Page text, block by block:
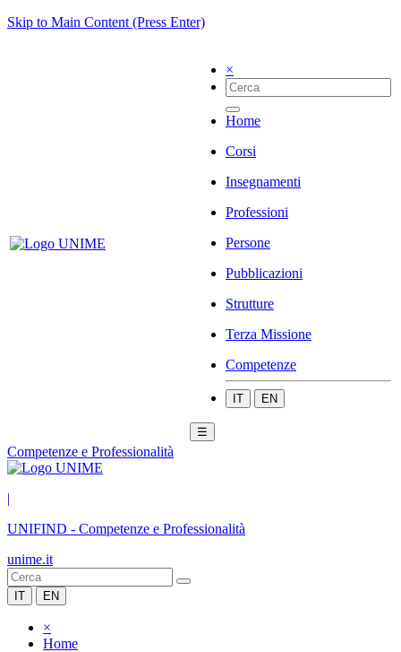
Skip to Main Content (Press Enter)
×
Home
Corsi
Insegnamenti
Professioni
Persone
Pubblicazioni
Strutture
Terza Missione
Competenze
IT EN
☰
Competenze e Professionalità
|
UNIFIND - Competenze e Professionalità
unime.it
IT EN
×
Home